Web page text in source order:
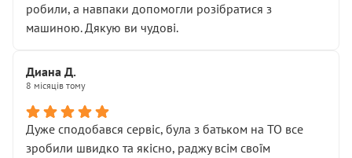
робили, а навпаки допомогли розібратися з
машиною. Дякую ви чудові.
Диана Д.
8 місяців тому
Дуже сподобався сервіс, була з батьком на ТО все
зробили швидко та якісно, раджу всім своїм